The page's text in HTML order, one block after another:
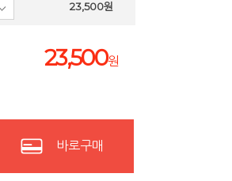
23,500원
23,500원
바로구매